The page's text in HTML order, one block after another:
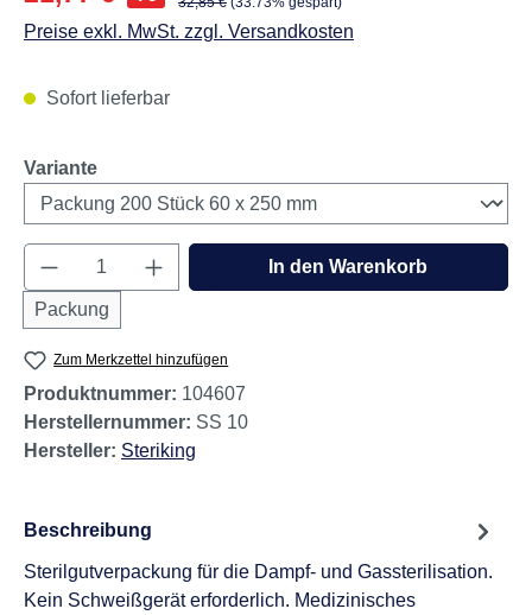
Preise exkl. MwSt. zzgl. Versandkosten
Sofort lieferbar
Varianteauswählen
Produkt Anzahl: Gib den gewünschten
Packung
In den Warenkorb
Zum Merkzettel hinzufügen
Produktnummer: 104607
Herstellernummer: SS 10
Hersteller: Steriking
Beschreibung
Sterilgutverpackung für die Dampf- und Gassterilisation.
Kein Schweißgerät erforderlich. Medizinisches